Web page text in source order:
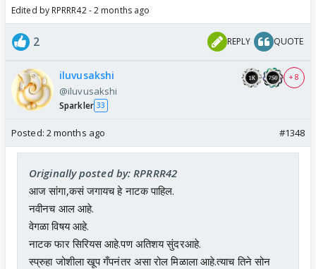
Edited by RPRRR42 - 2 months ago
2 REPLY QUOTE
iluvusakshi
@iluvusakshi
Sparkler 33
+ 8
Posted: 2 months ago #1348
Originally posted by: RPRRR42
आज सांगा,कसं जगायच हे नाटक पाहिल.
नवीनच आल आहे.
वेगळा विषय आहे.
नाटक फार सिरियस आहे.पण अतिशय सुंदरआहे.
स्प्रुहा जोशीला खूप गँपनंतर असा रोल मिळाला आहे.त्याच तिने सोन